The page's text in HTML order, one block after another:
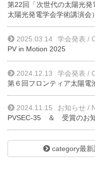
第22回「次世代の太陽光
太陽光発電学会学術講演会）
2025.03.14
学会発表 /
PV in Motion 2025
2024.12.13
学会発表 /
第６回フロンティア太陽電
2024.11.15 お知らせ /
PVSEC-35 ＆ 受賞のお
category最